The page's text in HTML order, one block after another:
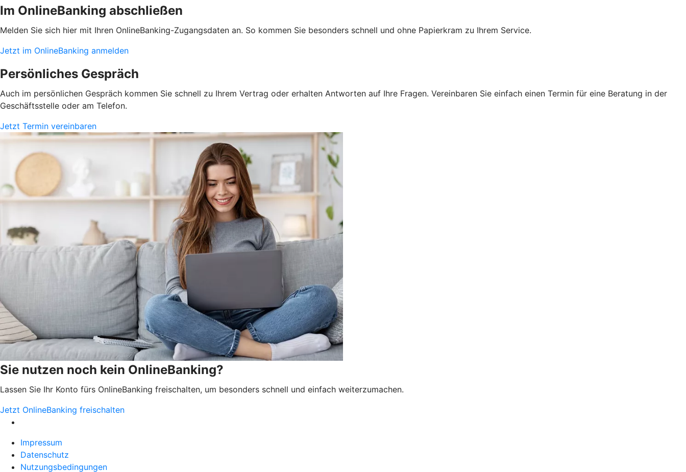
Im OnlineBanking abschließen
Melden Sie sich hier mit Ihren OnlineBanking-Zugangsdaten an. So kommen Sie besonders schnell und ohne Papierkram zu Ihrem Service.
Jetzt im OnlineBanking anmelden
Persönliches Gespräch
Auch im persönlichen Gespräch kommen Sie schnell zu Ihrem Vertrag oder erhalten Antworten auf Ihre Fragen. Vereinbaren Sie einfach einen Termin für eine Beratung in der
Geschäftsstelle oder am Telefon.
Jetzt Termin vereinbaren
Sie nutzen noch kein OnlineBanking?
Lassen Sie Ihr Konto fürs OnlineBanking freischalten, um besonders schnell und einfach weiterzumachen.
Jetzt OnlineBanking freischalten
Impressum
Datenschutz
Nutzungsbedingungen